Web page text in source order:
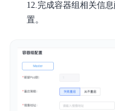
12.完成容器组相关信
置。